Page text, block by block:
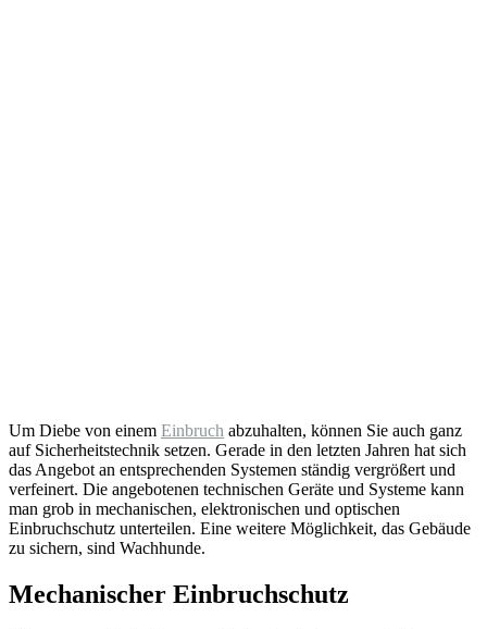
Um Diebe von einem Einbruch abzuhalten, können Sie auch ganz
auf Sicherheitstechnik setzen. Gerade in den letzten Jahren hat sich
das Angebot an entsprechenden Systemen ständig vergrößert und
verfeinert. Die angebotenen technischen Geräte und Systeme kann
man grob in mechanischen, elektronischen und optischen
Einbruchschutz unterteilen. Eine weitere Möglichkeit, das Gebäude
zu sichern, sind Wachhunde.
Mechanischer Einbruchschutz